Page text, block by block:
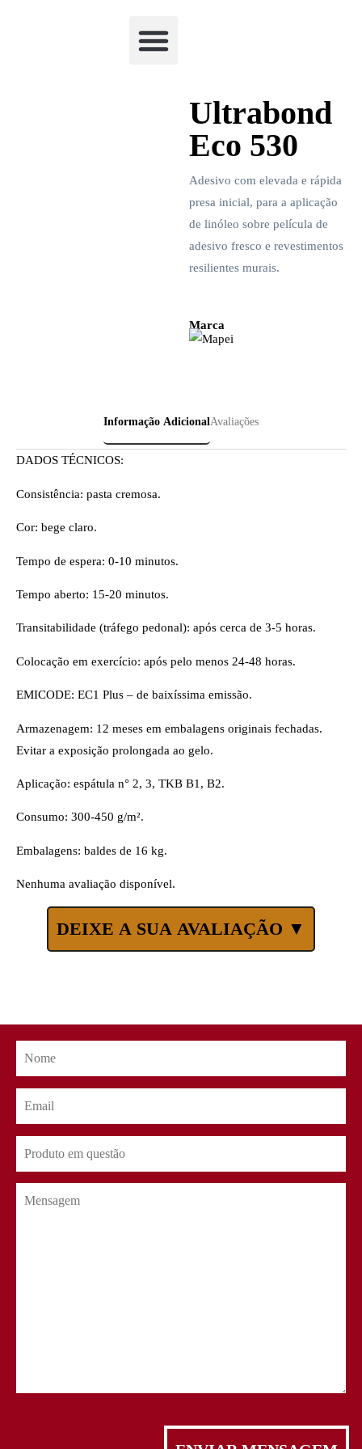
Ultrabond
Eco 530
Adesivo com elevada e rápida
presa inicial, para a aplicação
de linóleo sobre película de
adesivo fresco e revestimentos
resilientes murais.
Marca
Informação AdicionalAvaliações
DADOS TÉCNICOS:
Consistência: pasta cremosa.
Cor: bege claro.
Tempo de espera: 0-10 minutos.
Tempo aberto: 15-20 minutos.
Transitabilidade (tráfego pedonal): após cerca de 3-5 horas.
Colocação em exercício: após pelo menos 24-48 horas.
EMICODE: EC1 Plus – de baixíssima emissão.
Armazenagem: 12 meses em embalagens originais fechadas.
Evitar a exposição prolongada ao gelo.
Aplicação: espátula n° 2, 3, TKB B1, B2.
Consumo: 300-450 g/m².
Embalagens: baldes de 16 kg.
Nenhuma avaliação disponível.
DEIXE A SUA AVALIAÇÃO ▼